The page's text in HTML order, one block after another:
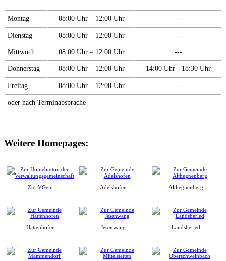
Montag 08:00 Uhr – 12:00 Uhr ---
Dienstag 08:00 Uhr – 12:00 Uhr ---
Mittwoch 08:00 Uhr – 12:00 Uhr ---
Donnerstag 08:00 Uhr – 12:00 Uhr 14:00 Uhr - 18:30 Uhr
Freitag 08:00 Uhr – 12:00 Uhr ---
oder nach Terminabsprache
Weitere Homepages:
Zur VGem Adelshofen Althegnenberg
Hattenhofen Jesenwang Landsberied